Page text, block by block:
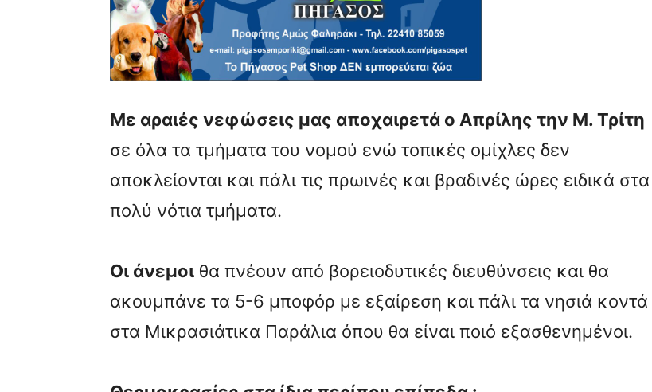
Με αραιές νεφώσεις μας αποχαιρετά ο Απρίλης την Μ. Τρίτη
σε όλα τα τμήματα του νομού ενώ τοπικές ομίχλες δεν
αποκλείονται και πάλι τις πρωινές και βραδινές ώρες ειδικά στα
πολύ νότια τμήματα.
Οι άνεμοι θα πνέουν από βορειοδυτικές διευθύνσεις και θα
ακουμπάνε τα 5-6 μποφόρ με εξαίρεση και πάλι τα νησιά κοντά
στα Μικρασιάτικα Παράλια όπου θα είναι ποιό εξασθενημένοι.